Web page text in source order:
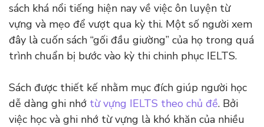
sách khá nổi tiếng hiện nay về việc ôn luyện từ
vựng và mẹo để vượt qua kỳ thi. Một số người xem
đây là cuốn sách “gối đầu giường” của họ trong quá
trình chuẩn bị bước vào kỳ thi chinh phục IELTS.
Sách được thiết kế nhằm mục đích giúp người học
dễ dàng ghi nhớ từ vựng IELTS theo chủ đề. Bởi
việc học và ghi nhớ từ vựng là khó khăn của nhiều